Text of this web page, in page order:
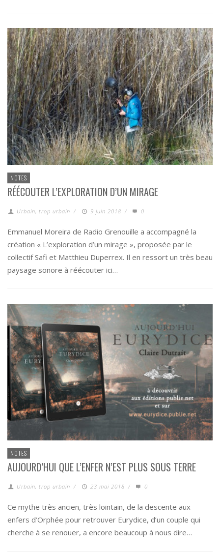
NOTES
RÉÉCOUTER L’EXPLORATION D’UN MIRAGE
Urbain, trop urbain / 9 juin 2018 / 0
Emmanuel Moreira de Radio Grenouille a accompagné la
création « L’exploration d’un mirage », proposée par le
collectif Safi et Matthieu Duperrex. Il en ressort un très beau
paysage sonore à réécouter ici…
NOTES
AUJOURD’HUI QUE L’ENFER N’EST PLUS SOUS TERRE
Urbain, trop urbain / 23 mai 2018 / 0
Ce mythe très ancien, très lointain, de la descente aux
enfers d’Orphée pour retrouver Eurydice, d’un couple qui
cherche à se renouer, a encore beaucoup à nous dire…